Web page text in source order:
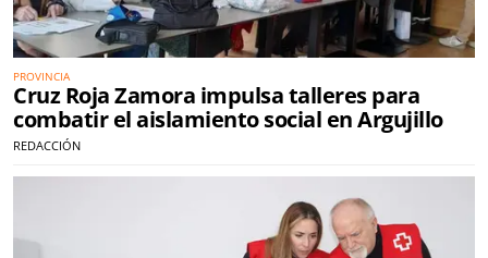
PROVINCIA
Cruz Roja Zamora impulsa talleres para
combatir el aislamiento social en Argujillo
REDACCIÓN